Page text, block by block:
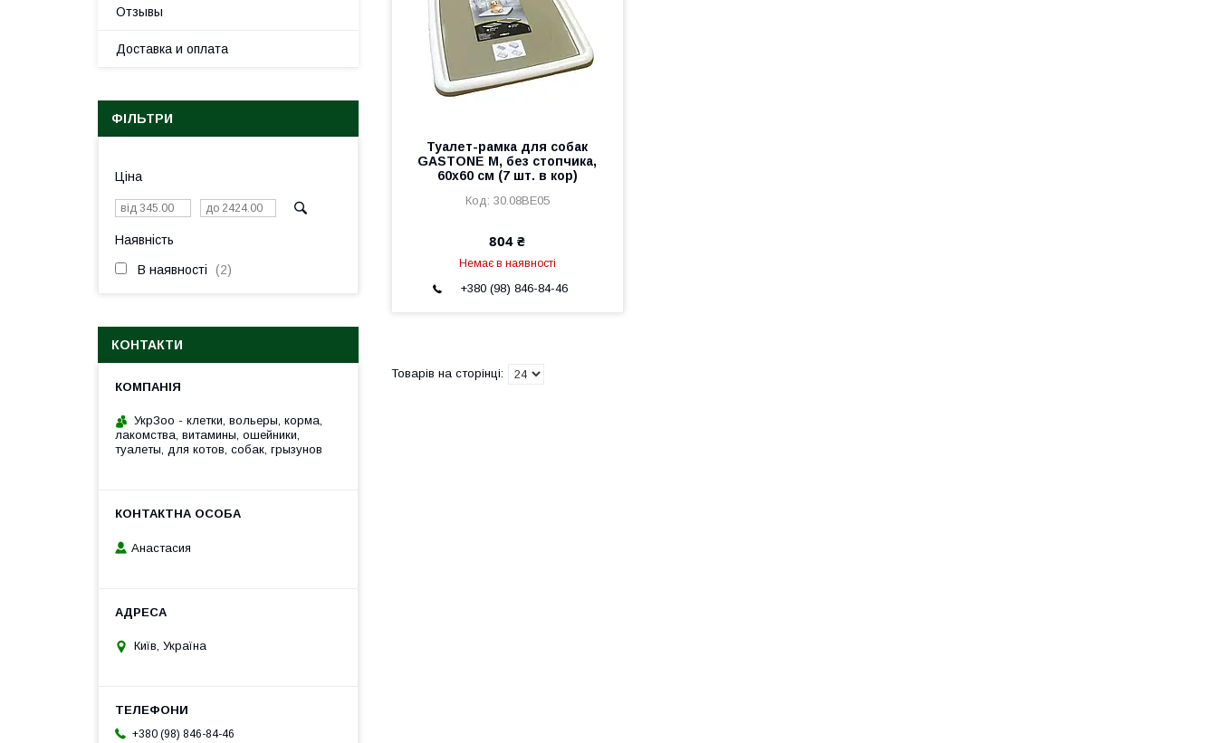
Туалет-рамка для собак
GASTONE M, без стопчика,
60х60 см (7 шт. в кор)
30.08BE05
804 ₴
Немає в наявності
+380 (98) 846-84-46
Отзывы
Доставка и оплата
ФІЛЬТРИ
Ціна
Наявність
В наявності 2
КОНТАКТИ
УкрЗоо - клетки, вольеры, корма,
лакомства, витамины, ошейники,
туалеты, для котов, собак, грызунов
Анастасия
Київ, Україна
+380 (98) 846-84-46